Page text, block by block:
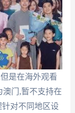
是在海外观看
澳门,暂不支持在
对不同地区设